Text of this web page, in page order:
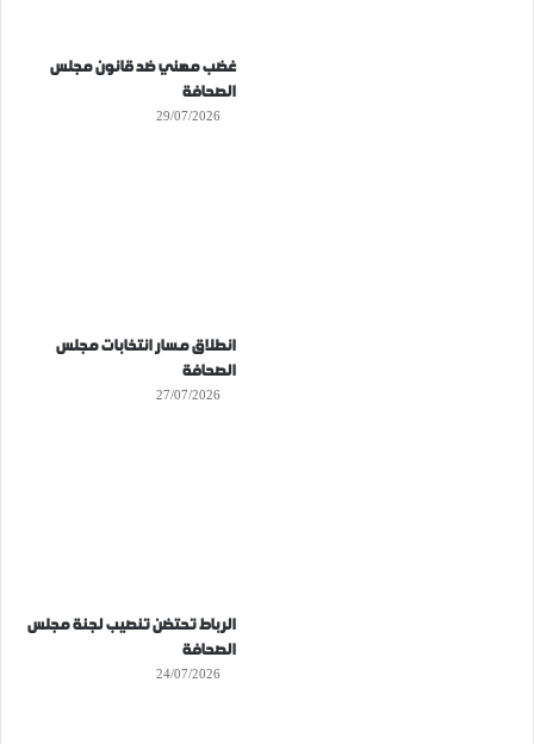
غضب مهني ضد قانون مجلس
الصحافة
29/07/2026
انطلاق مسار انتخابات مجلس
الصحافة
27/07/2026
الرباط تحتضن تنصيب لجنة مجلس
الصحافة
24/07/2026